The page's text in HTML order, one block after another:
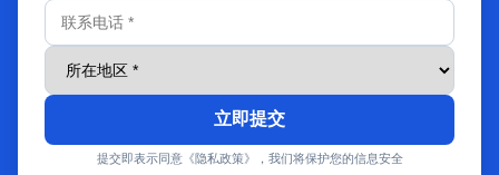
立即提交
提交即表示同意《隐私政策》，我们将保护您的信息安全